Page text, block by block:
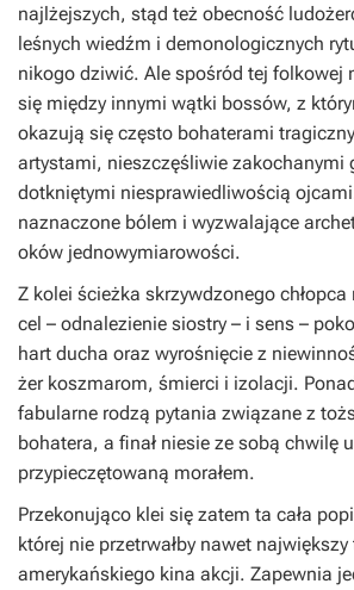
najlżejszych, stąd też obecność
leśnych wiedźm i demonologicznych
nikogo dziwić. Ale spośród tej folkowej
się między innymi wątki bossów, z
okazują się często bohaterami
artystami, nieszczęśliwie zakochanymi
dotkniętymi niesprawiedliwością
naznaczone bólem i wyzwalające
oków jednowymiarowości.
Z kolei ścieżka skrzywdzonego
cel – odnalezienie siostry – i sens –
hart ducha oraz wyrośnięcie z
żer koszmarom, śmierci i izolacji.
fabularne rodzą pytania związane z
bohatera, a finał niesie ze sobą chwilę
przypieczętowaną morałem.
Przekonująco klei się zatem ta cała
której nie przetrwałby nawet największy
amerykańskiego kina akcji. Zapewnia